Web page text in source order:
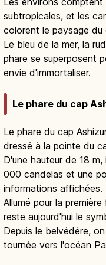
subtropicales, et les
colorent le paysage du
Le bleu de la mer, la
phare se superposent
envie d'immortaliser.
Le phare du cap
Le phare du cap
dressé à la pointe du
D'une hauteur de 18
000 candelas et une
informations affichées.
Allumé pour la
reste aujourd'hui le
Depuis le belvédère,
tournée vers l'océan